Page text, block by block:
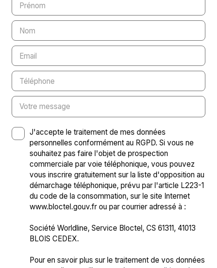
Prénom
Nom
Email
Téléphone
Votre message
J'accepte le traitement de mes données
personnelles conformément au RGPD. Si vous ne
souhaitez pas faire l'objet de prospection
commerciale par voie téléphonique, vous pouvez
vous inscrire gratuitement sur la liste d'opposition au
démarchage téléphonique, prévu par l'article L223-1
du code de la consommation, sur le site Internet
www.bloctel.gouv.fr ou par courrier adressé à :
Société Worldline, Service Bloctel, CS 61311, 41013
BLOIS CEDEX.
Pour en savoir plus sur le traitement de vos données